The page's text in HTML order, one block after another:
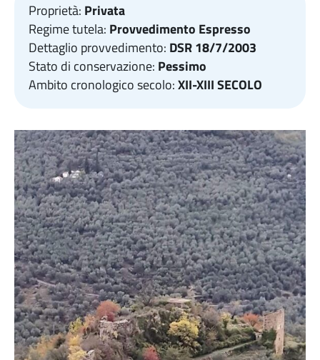
Proprietà: Privata
Regime tutela: Provvedimento Espresso
Dettaglio provvedimento: DSR 18/7/2003
Stato di conservazione: Pessimo
Ambito cronologico secolo:XII-XIII SECOLO